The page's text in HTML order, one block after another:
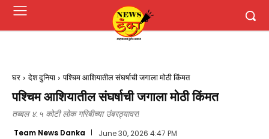
घर देश दुनिया पश्चिम आशियातील संघर्षाची जगाला मोठी किंमत
पश्चिम आशियातील संघर्षाची जगाला मोठी किंमत
तब्बल ४.५ कोटी लोक गरिबीच्या उंबरठ्यावर!
Team News Danka June 30, 2026 4:47 PM